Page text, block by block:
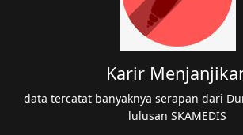
Karir
data tercatat banyaknya serapan dari
lulusan SKAMEDIS